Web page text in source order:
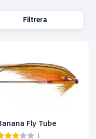
Filtrera
Fly Tube
1